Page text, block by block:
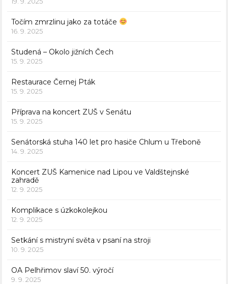
Točím zmrzlinu jako za totáče
16. 9. 2025
Studená – Okolo jižních Čech
15. 9. 2025
Restaurace Černej Pták
15. 9. 2025
Příprava na koncert ZUŠ v Senátu
15. 9. 2025
Senátorská stuha 140 let pro hasiče Chlum u Třeboně
14. 9. 2025
Koncert ZUŠ Kamenice nad Lipou ve Valdštejnské
zahradě
12. 9. 2025
Komplikace s úzkokolejkou
12. 9. 2025
Setkání s mistryní světa v psaní na stroji
10. 9. 2025
OA Pelhřimov slaví 50. výročí
9. 9. 2025